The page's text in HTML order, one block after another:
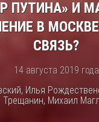
ПУТИНА» И
В
СВЯЗЬ?
14 августа 2019 года
Илья
Трещанин, Михаил